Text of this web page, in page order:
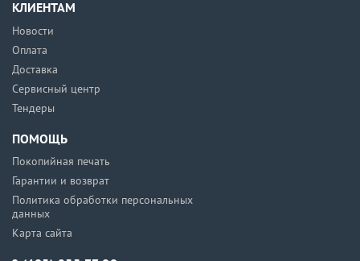
КЛИЕНТАМ
Новости
Оплата
Доставка
Сервисный центр
Тендеры
ПОМОЩЬ
Покопийная печать
Гарантии и возврат
Политика обработки персональных
данных
Карта сайта